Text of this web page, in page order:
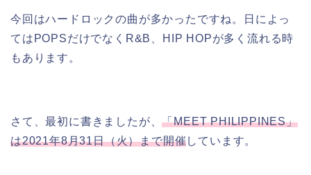
今回はハードロックの曲が多かったですね。日によっ
てはPOPSだけでなくR&B、HIP HOPが多く流れる時
もあります。
さて、最初に書きましたが、「MEET PHILIPPINES」
は2021年8月31日（火）まで開催しています。